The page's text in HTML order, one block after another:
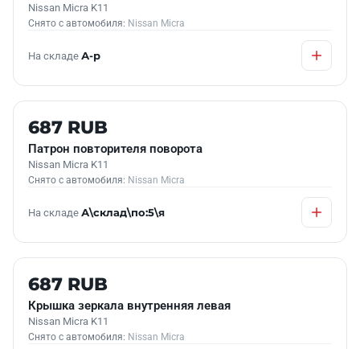
Nissan Micra K11
Снято с автомобиля: Nissan Micra
На складе А-р
Б/У В НАЛИЧИИ
687 RUB
Патрон повторителя поворота
Nissan Micra K11
Снято с автомобиля: Nissan Micra
На складе А\склад\по:5\я
Б/У В НАЛИЧИИ
687 RUB
Крышка зеркала внутренняя левая
Nissan Micra K11
Снято с автомобиля: Nissan Micra